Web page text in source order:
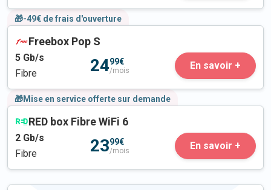
🎁-49€ de frais d'ouverture
Freebox Pop S
5 Gb/s
Fibre
2499€
/mois En savoir +
🎁Mise en service offerte sur demande
RED box Fibre WiFi 6
2 Gb/s
Fibre
2399€
/mois En savoir +